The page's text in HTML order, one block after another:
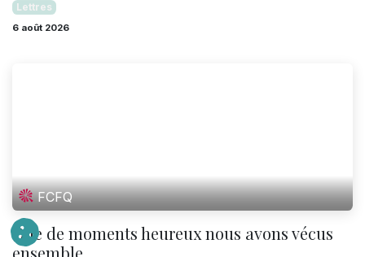
Lettres
6 août 2026
FCFQ
Que de moments heureux nous avons vécus